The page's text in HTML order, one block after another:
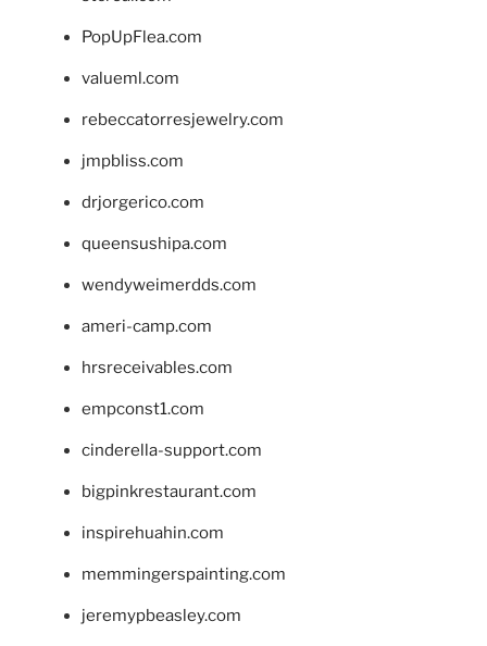
PopUpFlea.com
valueml.com
rebeccatorresjewelry.com
jmpbliss.com
drjorgerico.com
queensushipa.com
wendyweimerdds.com
ameri-camp.com
hrsreceivables.com
empconst1.com
cinderella-support.com
bigpinkrestaurant.com
inspirehuahin.com
memmingerspainting.com
jeremypbeasley.com